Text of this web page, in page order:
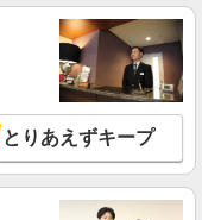
とりあえずキープ